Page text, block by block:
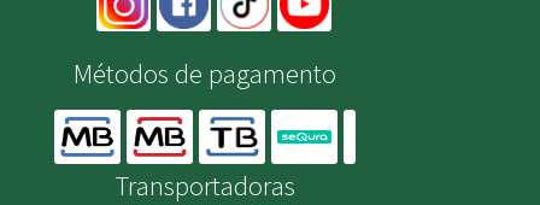
Métodos de pagamento
Transportadoras